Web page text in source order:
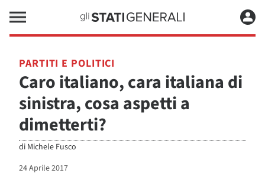
PARTITI E POLITICI
Caro italiano, cara italiana di
sinistra, cosa aspetti a
dimetterti?
di Michele Fusco
24 Aprile 2017